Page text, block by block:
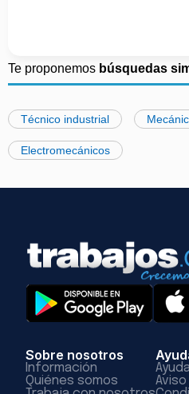
Te proponemos búsquedas
Técnico industrial
Electromecánicos
Sobre nosotros
Información
Quiénes somos
Aviso